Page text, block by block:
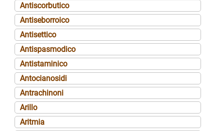
Antiscorbutico
Antiseborroico
Antisettico
Antispasmodico
Antistaminico
Antocianosidi
Antrachinoni
Arillo
Aritmia